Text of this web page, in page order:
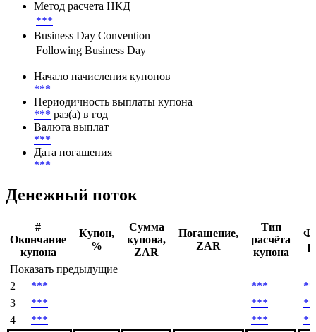
Метод расчета НКД
***
Business Day Convention
Following Business Day
Начало начисления купонов
***
Периодичность выплаты купона
*** раз(а) в год
Валюта выплат
***
Дата погашения
***
Денежный поток
#
Окончание
купона
Купон,
%
Сумма
купона,
ZAR
Погашение,
ZAR
Тип
расчёта
купона
Показать предыдущие
2
*** ***
3
*** ***
4
*** ***